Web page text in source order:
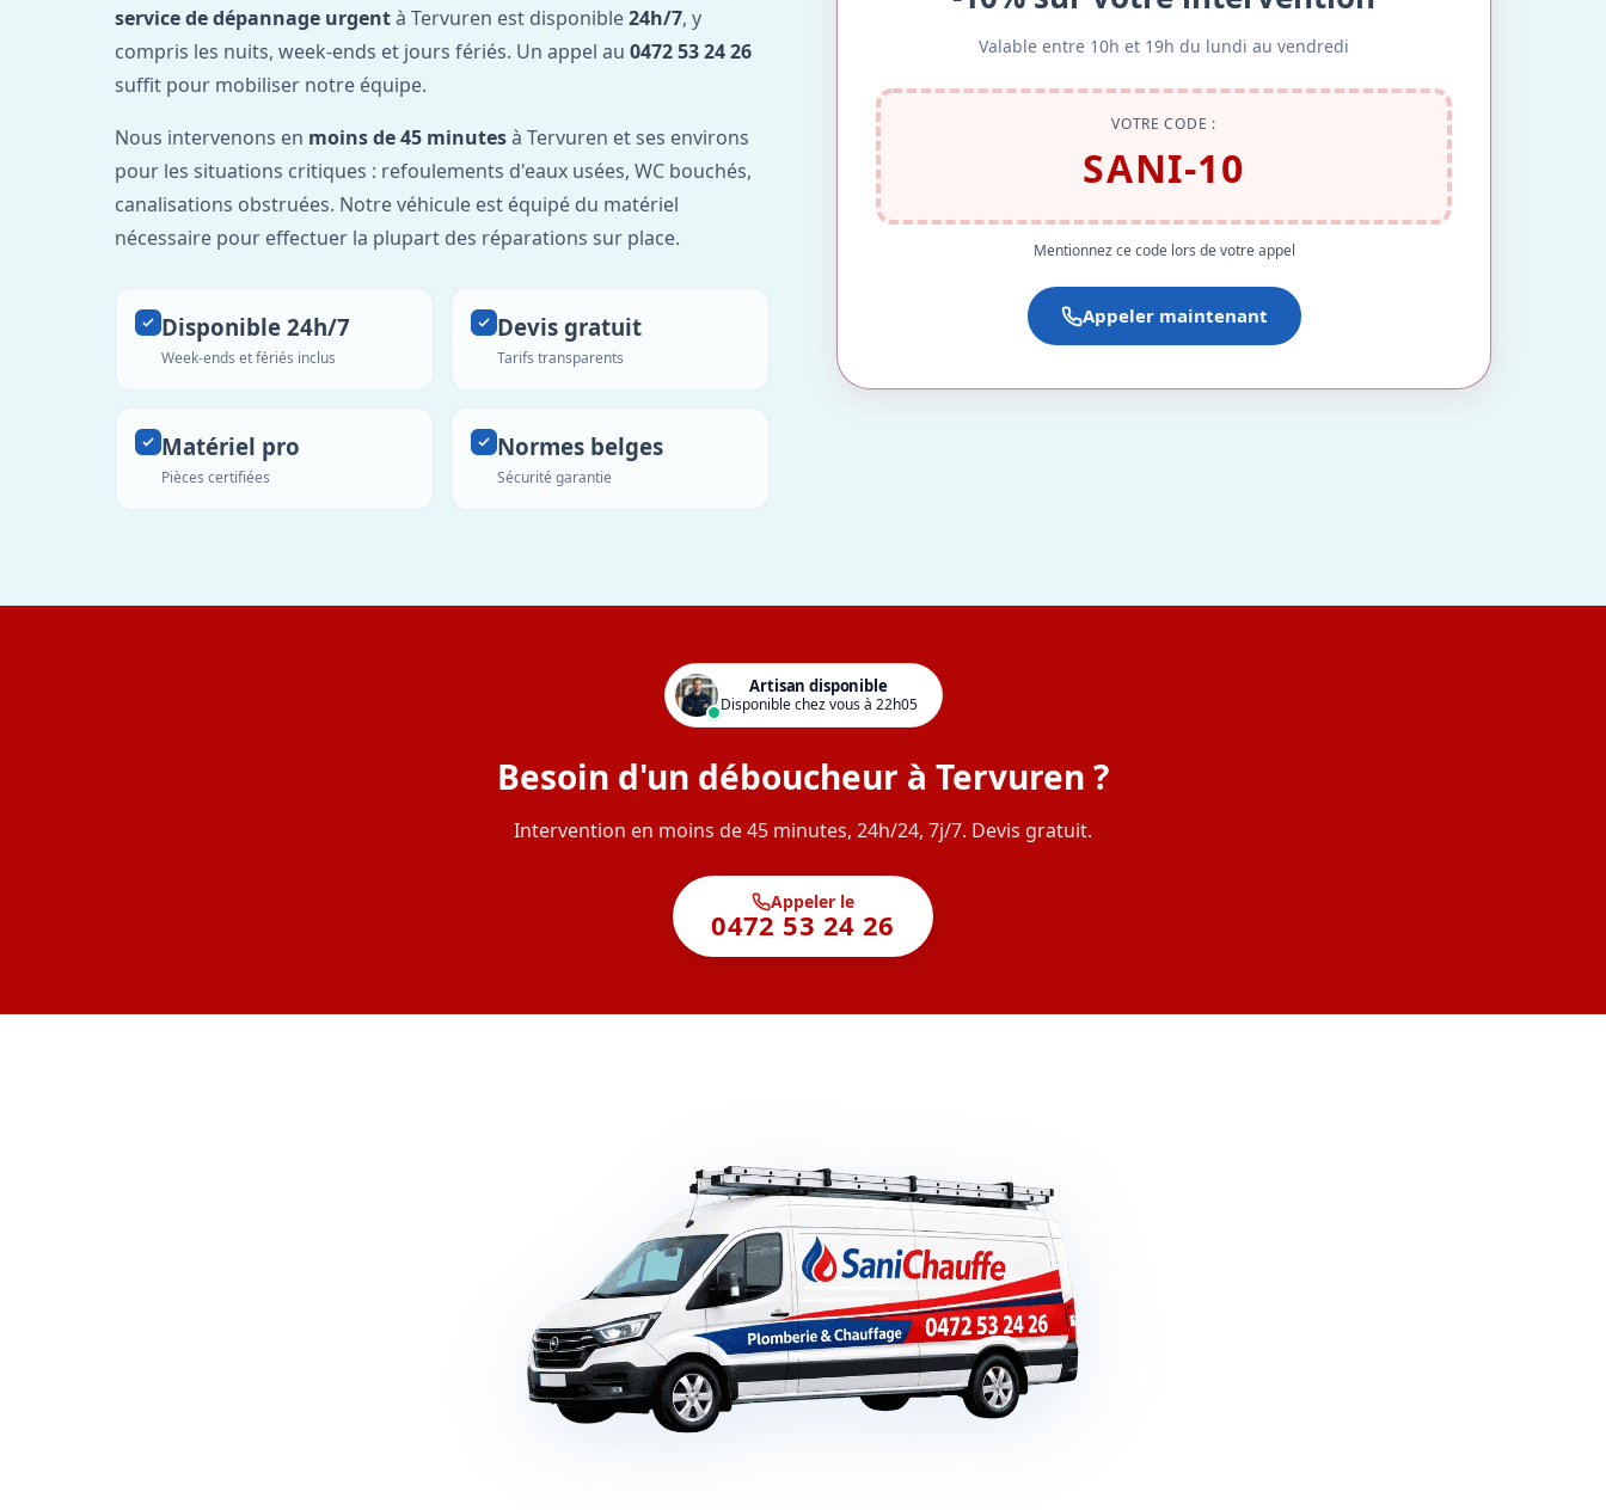
service de dépannage urgentà Tervuren est disponible24h/7, y
compris les nuits, week-ends et jours fériés. Un appel au 0472 53 24 26
suffit pour mobiliser notre équipe.
Nous intervenons en moins de 45 minutesà Tervuren et ses environs
pour les situations critiques : refoulements d'eaux usées, WC bouchés,
canalisations obstruées. Notre véhicule est équipé du matériel
nécessaire pour effectuer la plupart des réparations sur place.
Disponible 24h/7
Week-ends et fériés inclus
Devis gratuit
Tarifs transparents
Matériel pro
Pièces certifiées
Normes belges
Sécurité garantie
Valable entre 10h et 19h du lundi au vendredi
VOTRE CODE :
SANI-10
Mentionnez ce code lors de votre appel
Appeler maintenant
Artisan disponible
Disponible chez vous à 22h05
Besoin d'un déboucheur à Tervuren ?
Intervention en moins de 45 minutes, 24h/24, 7j/7. Devis gratuit.
Appeler le
0472 53 24 26